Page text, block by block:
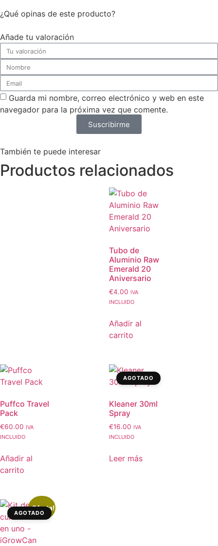
¿Qué opinas de este producto?
Añade tu valoración
Guarda mi nombre, correo electrónico y web en este
navegador para la próxima vez que comente.
Suscribirme
También te puede interesar
Productos relacionados
Tubo de
Aluminio Raw
Emerald 20
Aniversario
€4.00 IVA
INCLUIDO
Añadir al
carrito
Puffco Travel
Pack
€60.00 IVA
INCLUIDO
Añadir al
carrito
AGOTADO
Kleaner 30ml
Spray
€16.00 IVA
INCLUIDO
Leer más
¡Oferta!
AGOTADO